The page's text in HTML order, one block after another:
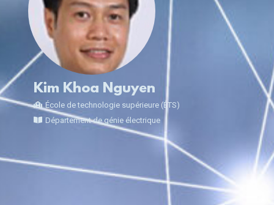
Kim Khoa Nguyen
École de technologie supérieure (ÉTS)
Département de génie électrique